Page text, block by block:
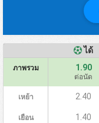
ได้
ภาพรวม 1.90
ต่อนัด
เหย้า 2.40
เยือน 1.40